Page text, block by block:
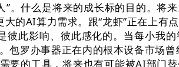
。什么是将来的成长标的目的。将
的AI算力需求。跟“龙虾”正在上有
此影响、彼此感化的。当每小我
罗办事器正在内的根本设备市场曾
要的工具，将来也有可能被AI部门